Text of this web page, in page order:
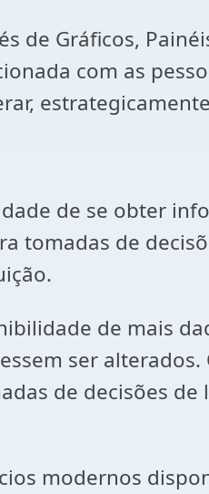
de Gráficos,
com as
de se obter
tomadas de
de mais
ser alterados.
de decisões
modernos